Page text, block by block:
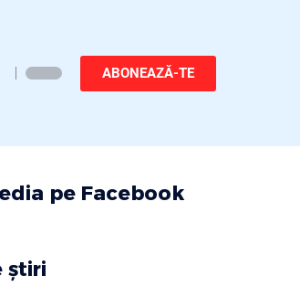
ABONEAZĂ-TE
pe Facebook
știri